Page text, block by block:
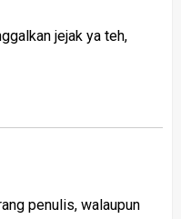
jejak ya teh,
penulis, walaupun